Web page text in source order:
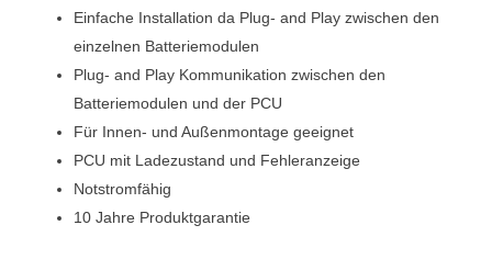
Einfache Installation da Plug- and Play zwischen den
einzelnen Batteriemodulen
Plug- and Play Kommunikation zwischen den
Batteriemodulen und der PCU
Für Innen- und Außenmontage geeignet
PCU mit Ladezustand und Fehleranzeige
Notstromfähig
10 Jahre Produktgarantie